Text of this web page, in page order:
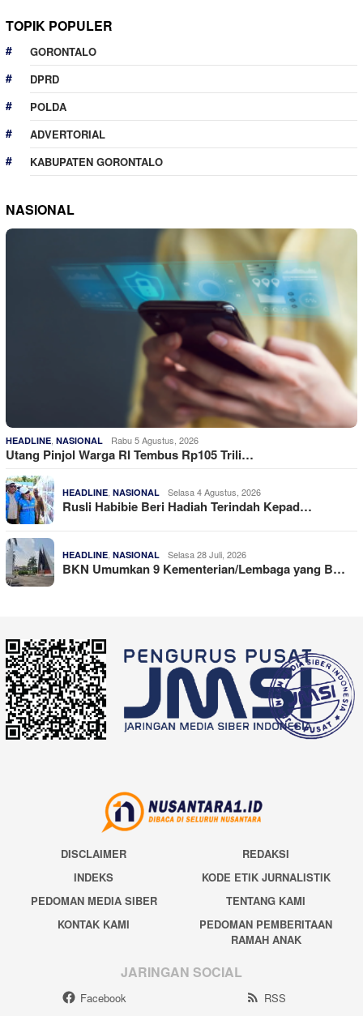
TOPIK POPULER
GORONTALO
DPRD
POLDA
ADVERTORIAL
KABUPATEN GORONTALO
NASIONAL
HEADLINE NASIONAL Rabu 5 Agustus, 2026
Utang Pinjol Warga RI Tembus Rp105 Trili…
HEADLINE NASIONAL Selasa 4 Agustus, 2026
Rusli Habibie Beri Hadiah Terindah Kepad…
HEADLINE NASIONAL Selasa 28 Juli, 2026
BKN Umumkan 9 Kementerian/Lembaga yang B…
DISCLAIMER
REDAKSI
INDEKS
KODE ETIK JURNALISTIK
PEDOMAN MEDIA SIBER
TENTANG KAMI
KONTAK KAMI
PEDOMAN PEMBERITAAN
RAMAH ANAK
JARINGAN SOCIAL
Facebook RSS